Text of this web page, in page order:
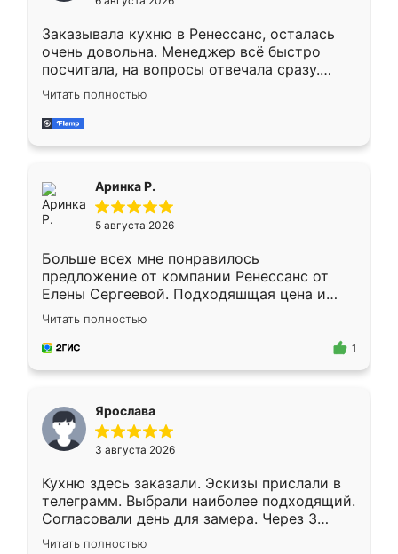
мебели буду заказывать только здесь.
Заказывала кухню в Ренессанс, осталась
очень довольна. Менеджер всё быстро
посчитала, на вопросы отвечала сразу.
Замерщик приехал в субботу, подошёл к
делу со всей ответственностью. Собрали
за день, ребята работали аккуратно, даже
Читать полностью
Аринка Р.
5 августа 2026
Больше всех мне понравилось
предложение от компании Ренессанс от
Елены Сергеевой. Подходяшщая цена и
короткие сроки изготовления. Приехавший
для замера сотрудник Владислав
предложил по моему эскизу самый
Читать полностью
1
Ярослава
3 августа 2026
Кухню здесь заказали. Эскизы прислали в
телеграмм. Выбрали наиболее подходящий.
Согласовали день для замера. Через 3
недели кухня была уже готова. Остались
Читать полностью